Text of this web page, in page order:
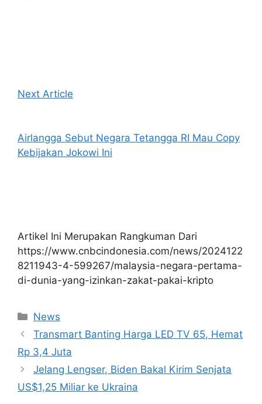
Next Article
Airlangga Sebut Negara Tetangga RI Mau Copy
Kebijakan Jokowi Ini
Artikel Ini Merupakan Rangkuman Dari
https://www.cnbcindonesia.com/news/2024122
8211943-4-599267/malaysia-negara-pertama-
di-dunia-yang-izinkan-zakat-pakai-kripto
Kategori
News
Transmart Banting Harga LED TV 65, Hemat
Rp 3,4 Juta
Jelang Lengser, Biden Bakal Kirim Senjata
US$1,25 Miliar ke Ukraina